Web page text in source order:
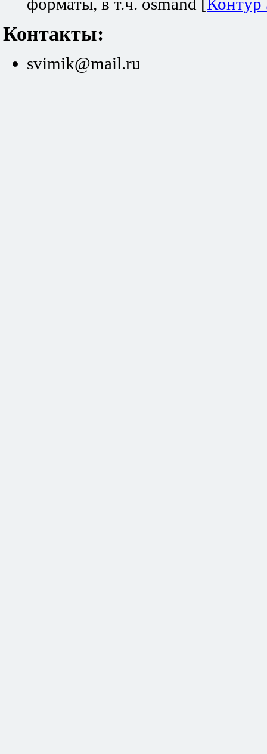
форматы, в т.ч. osmand [ Контур
Контакты:
svimik@mail.ru